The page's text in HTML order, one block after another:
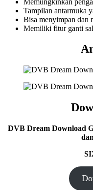
Tampilan antarmuka
Bisa menyimpan dan
Memiliki fitur ganti
DVB Dream Download